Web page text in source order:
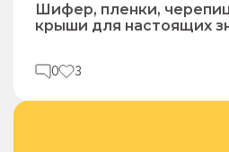
Шифер, пленки,
крыши для настоящих
0 3